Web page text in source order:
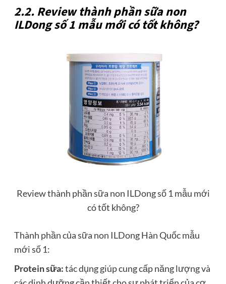
2.2. Review thành phần sữa non
ILDong số 1 mẫu mới có tốt không?
Review thành phần sữa non ILDong số 1 mẫu mới
có tốt không?
Thành phần của sữa non ILDong Hàn Quốc mẫu
mới số 1:
Protein sữa:tác dụng giúp cung cấp năng lượng và